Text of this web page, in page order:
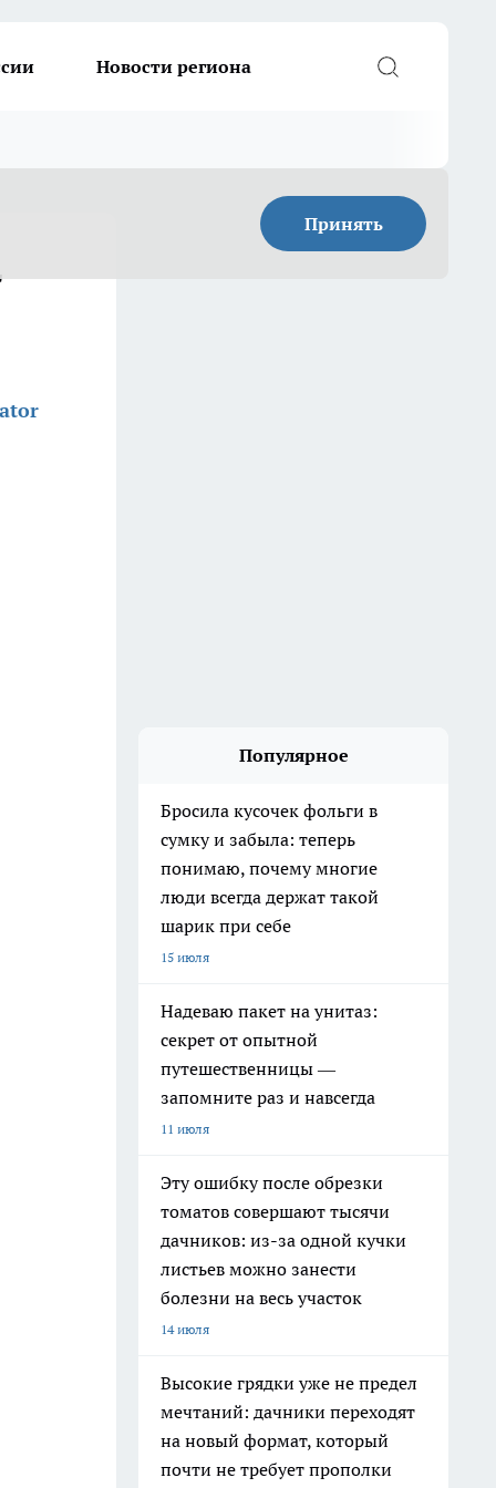
Новости региона
Принять
Популярное
Бросила кусочек фольги в
сумку и забыла: теперь
понимаю, почему многие
люди всегда держат такой
шарик при себе
15 июля
Надеваю пакет на унитаз:
секрет от опытной
путешественницы —
запомните раз и навсегда
11 июля
Эту ошибку после обрезки
томатов совершают тысячи
дачников: из-за одной кучки
листьев можно занести
болезни на весь участок
14 июля
Высокие грядки уже не предел
мечтаний: дачники переходят
на новый формат, который
почти не требует прополки